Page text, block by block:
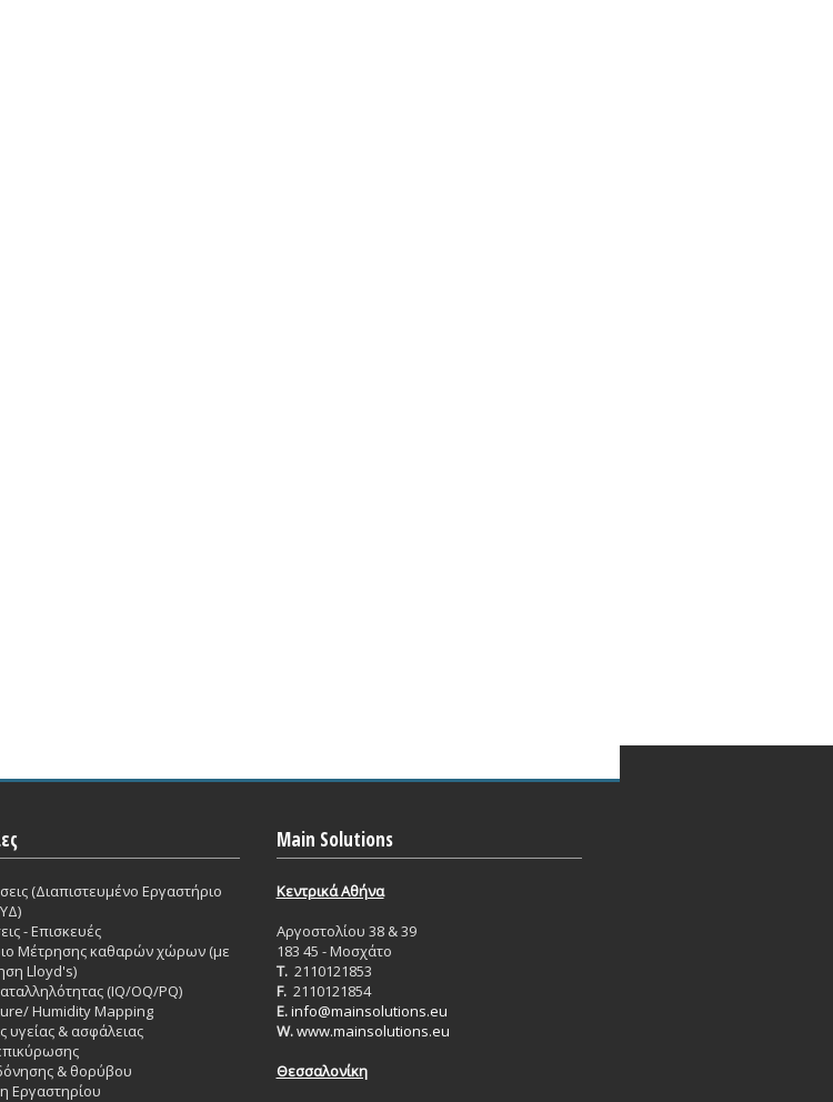
(Διαπιστευμένο Εργαστήριο
- Επισκευές
Mέτρησης καθαρών χώρων (με
Lloyd's)
(IQ/OQ/PQ)
Humidity Mapping
υγείας & ασφάλειας
& θορύβου
Εργαστηρίου
Main Solutions
Κεντρικά Aθήνα
Aργοστολίου 38 & 39
183 45 - Μοσχάτο
T.2110121853
F.2110121854
E.info@mainsolutions.eu
W.www.mainsolutions.eu
Θεσσαλονίκη